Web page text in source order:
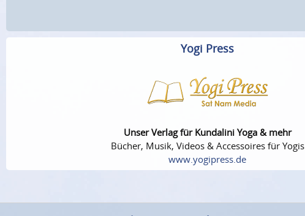
Yogi Press
Unser Verlag für Kundalini Yoga & mehr
Bücher, Musik, Videos & Accessoires für Yogis
www.yogipress.de